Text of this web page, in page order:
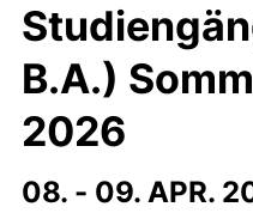
B.A.)
2026
08. - 09. APR.